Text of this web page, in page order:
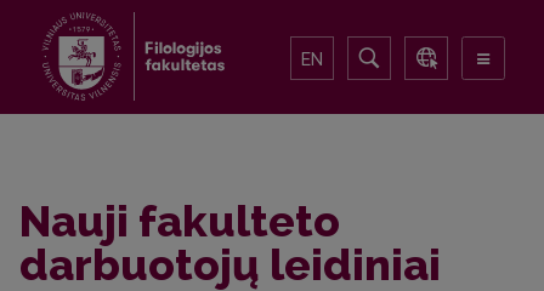
EN
Nauji fakulteto
darbuotojų leidiniai